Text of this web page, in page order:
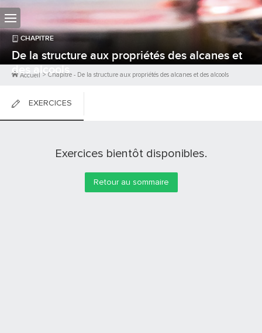
CHAPITRE
De la structure aux propriétés des alcanes et
des alcools
Accueil > Chapitre - De la structure aux propriétés des alcanes et des alcools
EXERCICES
Exercices bientôt disponibles.
Retour au sommaire